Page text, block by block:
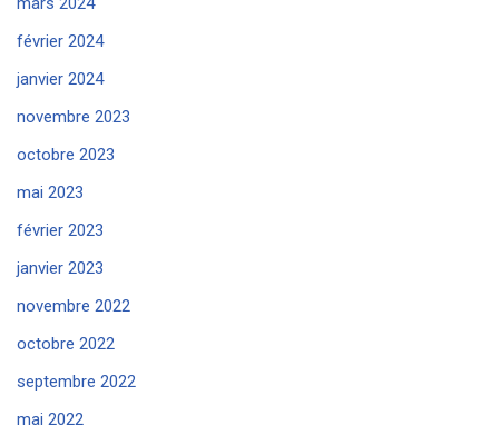
février 2024
janvier 2024
novembre 2023
octobre 2023
mai 2023
février 2023
janvier 2023
novembre 2022
octobre 2022
septembre 2022
mai 2022